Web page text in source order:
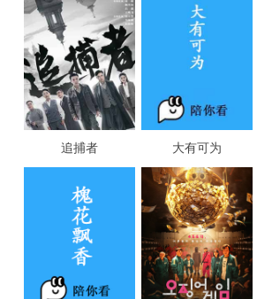
追捕者 大有可为